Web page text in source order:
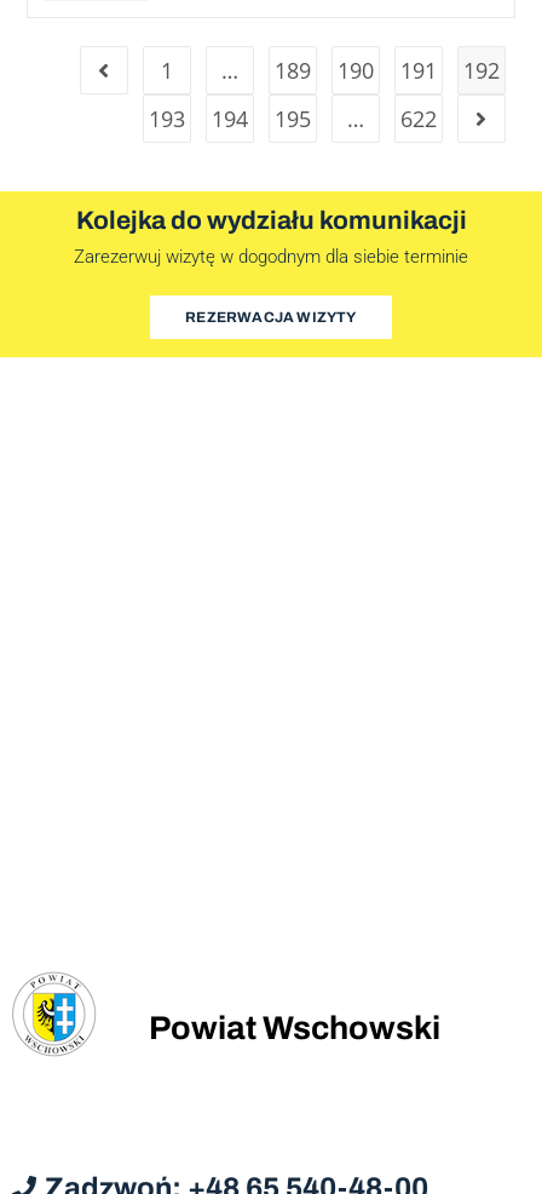
1 … 189 190 191
192
193
194 195 … 622
Kolejka do wydziału komunikacji
Zarezerwuj wizytę w dogodnym dla siebie terminie
REZERWACJA WIZYTY
Powiat Wschowski
Zadzwoń: +48 65 540-48-00